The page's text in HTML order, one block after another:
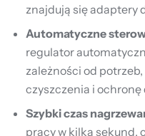
znajdują się adaptery
Automatyczne
regulator
zależności od
czyszczenia i
Szybki czas
pracy w kilka sekund,